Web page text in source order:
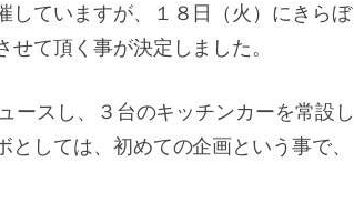
していますが、１８日（火）にきらぼ
て頂く事が決定しました。
ースし、３台のキッチンカーを常設し
しては、初めての企画という事で、